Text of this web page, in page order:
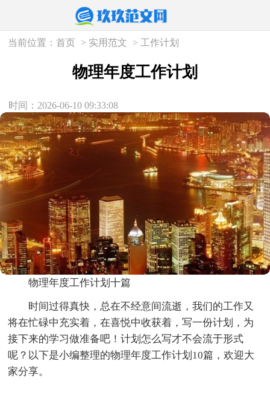
当前位置：首页 > 实用范文 > 工作计划
物理年度工作计划
时间：2026-06-10 09:33:08
物理年度工作计划十篇
时间过得真快，总在不经意间流逝，我们的工作又
将在忙碌中充实着，在喜悦中收获着，写一份计划，为
接下来的学习做准备吧！计划怎么写才不会流于形式
呢？以下是小编整理的物理年度工作计划10篇，欢迎大
家分享。